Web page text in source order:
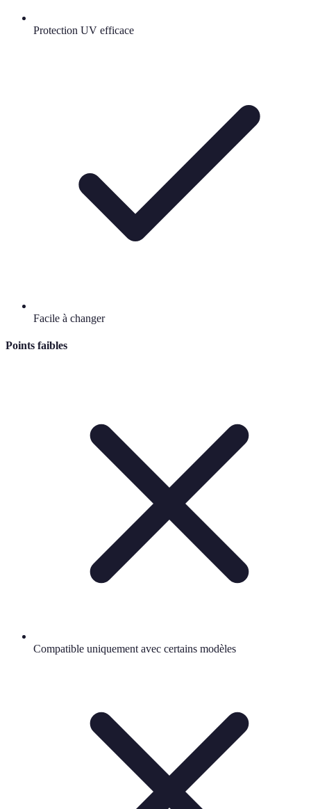
Protection UV efficace
Facile à changer
Points faibles
Compatible uniquement avec certains modèles